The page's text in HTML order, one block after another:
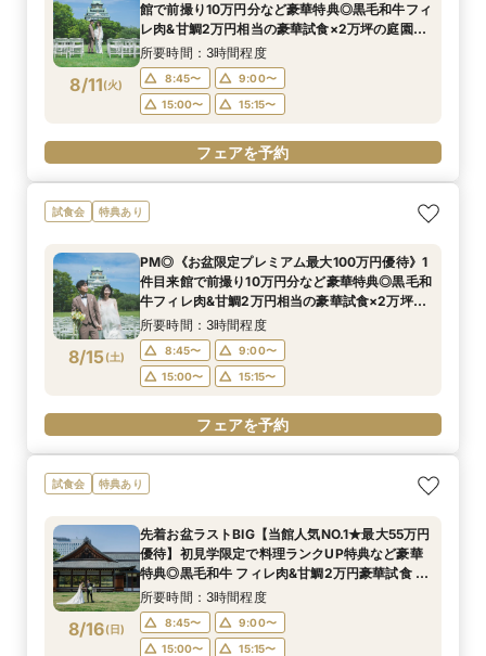
8/11(火)
館で前撮り10万円分など豪華特典◎黒毛和牛フィ
レ肉&甘鯛2万円相当の豪華試食×2万坪の庭園
+迎賓館の見学ツアー
所要時間：3時間程度
8:45〜
9:00〜
15:00〜
15:15〜
フェアを予約
試食会 特典あり
8/15(土)
PM◎《お盆限定プレミアム最大100万円優待》1
件目来館で前撮り10万円分など豪華特典◎黒毛和
牛フィレ肉&甘鯛2万円相当の豪華試食×2万坪の
庭園+迎賓館の見学ツアー
所要時間：3時間程度
8:45〜
9:00〜
15:00〜
15:15〜
フェアを予約
試食会 特典あり
8/16(日)
先着お盆ラストBIG【当館人気NO.1★最大55万円
優待】初見学限定で料理ランクUP特典など豪華
特典◎黒毛和牛 フィレ肉&甘鯛2万円豪華試食 非
公開茶室で和抹茶体験 庭園+迎賓館の見学ツアー
所要時間：3時間程度
8:45〜
9:00〜
15:00〜
15:15〜